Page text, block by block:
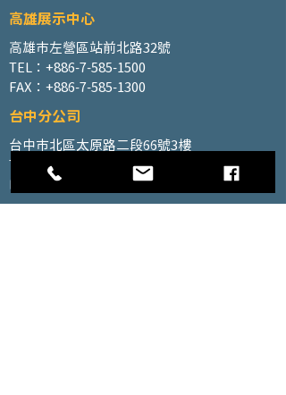
高雄展示中心
高雄市左營區站前北路32號
TEL：+886-7-585-1500
FAX：+886-7-585-1300
台中分公司
台中市北區太原路二段66號3樓
TEL：+886-4-2202-5660
FAX：+886-4-2206-3527